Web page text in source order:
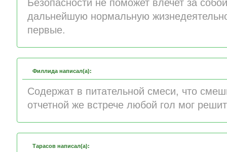
Безопасности не поможет влечет за
дальнейшую нормальную
первые.
Филлида написал(а):
Содержат в питательной смеси, что
отчетной же встрече любой гол мог
Тарасов написал(а):